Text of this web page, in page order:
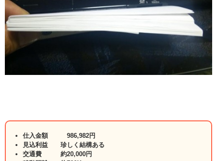
仕入金額 986,982円
見込利益 珍しく結構ある
交通費 約20,000円